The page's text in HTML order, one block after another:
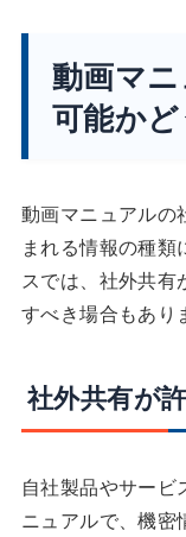
動画マ
可能か
動画マニュアルの
まれる情報の種
スでは、社外共有
すべき場合もあり
社外共有が
自社製品やサー
ニュアルで、機密